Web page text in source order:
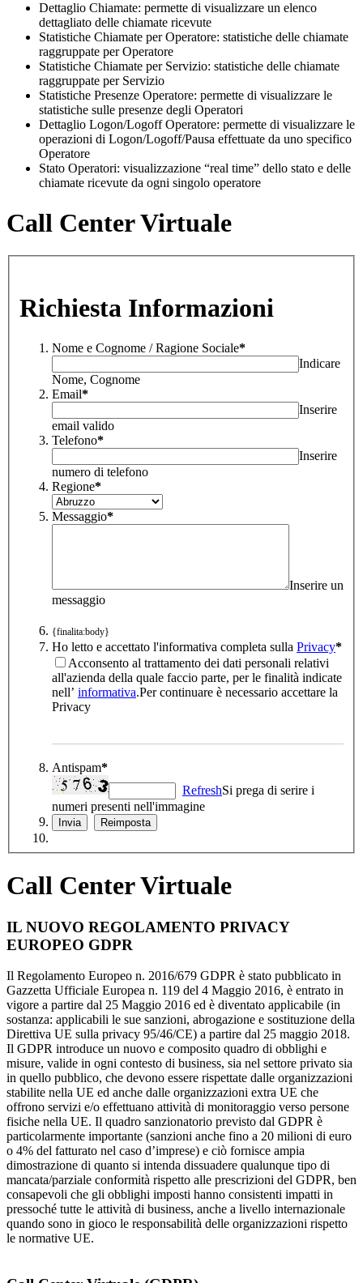
Dettaglio Chiamate: permette di visualizzare un elenco
dettagliato delle chiamate ricevute
Statistiche Chiamate per Operatore: statistiche delle chiamate
raggruppate per Operatore
Statistiche Chiamate per Servizio: statistiche delle chiamate
raggruppate per Servizio
Statistiche Presenze Operatore: permette di visualizzare le
statistiche sulle presenze degli Operatori
Dettaglio Logon/Logoff Operatore: permette di visualizzare le
operazioni di Logon/Logoff/Pausa effettuate da uno specifico
Operatore
Stato Operatori: visualizzazione “real time” dello stato e delle
chiamate ricevute da ogni singolo operatore
Call Center Virtuale
Richiesta Informazioni
Nome e Cognome / Ragione Sociale*
Indicare
Nome, Cognome
Email*
Inserire
email valido
Telefono*
Inserire
numero di telefono
Regione*
Messaggio*
Inserire un
messaggio
{finalita:body}
Ho letto e accettato l'informativa completa sulla Privacy*
Acconsento al trattamento dei dati personali relativi
all'azienda della quale faccio parte, per le finalità indicate
nell’ informativa.Per continuare è necessario accettare la
Privacy
Antispam*
RefreshSi prega di serire i
numeri presenti nell'immagine
Call Center Virtuale
IL NUOVO REGOLAMENTO PRIVACY
EUROPEO GDPR
Il Regolamento Europeo n. 2016/679 GDPR è stato pubblicato in
Gazzetta Ufficiale Europea n. 119 del 4 Maggio 2016, è entrato in
vigore a partire dal 25 Maggio 2016 ed è diventato applicabile (in
sostanza: applicabili le sue sanzioni, abrogazione e sostituzione della
Direttiva UE sulla privacy 95/46/CE) a partire dal 25 maggio 2018.
Il GDPR introduce un nuovo e composito quadro di obblighi e
misure, valide in ogni contesto di business, sia nel settore privato sia
in quello pubblico, che devono essere rispettate dalle organizzazioni
stabilite nella UE ed anche dalle organizzazioni extra UE che
offrono servizi e/o effettuano attività di monitoraggio verso persone
fisiche nella UE. Il quadro sanzionatorio previsto dal GDPR è
particolarmente importante (sanzioni anche fino a 20 milioni di euro
o 4% del fatturato nel caso d’imprese) e ciò fornisce ampia
dimostrazione di quanto si intenda dissuadere qualunque tipo di
mancata/parziale conformità rispetto alle prescrizioni del GDPR, ben
consapevoli che gli obblighi imposti hanno consistenti impatti in
pressoché tutte le attività di business, anche a livello internazionale
quando sono in gioco le responsabilità delle organizzazioni rispetto
le normative UE.